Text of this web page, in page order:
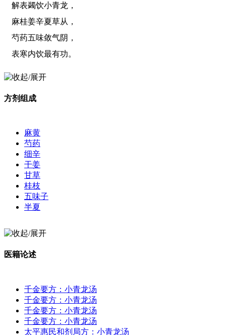
解表蠲饮小青龙，
麻桂姜辛夏草从，
芍药五味敛气阴，
表寒内饮最有功。
方剂组成
麻黄
芍药
细辛
干姜
甘草
桂枝
五味子
半夏
医籍论述
千金要方：小青龙汤
千金要方：小青龙汤
千金要方：小青龙汤
千金要方：小青龙汤
太平惠民和剂局方：小青龙汤